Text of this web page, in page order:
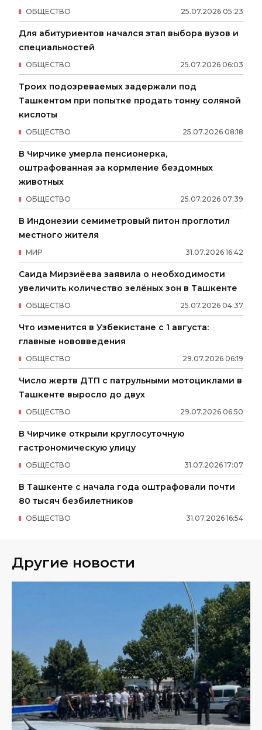
25.07.2026 05:23
ОБЩЕСТВО
Для абитуриентов начался этап выбора вузов и
специальностей
25.07.2026 06:03
ОБЩЕСТВО
Троих подозреваемых задержали под
Ташкентом при попытке продать тонну соляной
кислоты
25.07.2026 08:18
ОБЩЕСТВО
В Чирчике умерла пенсионерка,
оштрафованная за кормление бездомных
животных
25.07.2026 07:39
ОБЩЕСТВО
В Индонезии семиметровый питон проглотил
местного жителя
31.07.2026 16:42
МИР
Саида Мирзиёева заявила о необходимости
увеличить количество зелёных зон в Ташкенте
25.07.2026 04:37
ОБЩЕСТВО
Что изменится в Узбекистане с 1 августа:
главные нововведения
29.07.2026 06:19
ОБЩЕСТВО
Число жертв ДТП с патрульными мотоциклами в
Ташкенте выросло до двух
29.07.2026 06:50
ОБЩЕСТВО
В Чирчике открыли круглосуточную
гастрономическую улицу
31.07.2026 17:07
ОБЩЕСТВО
В Ташкенте с начала года оштрафовали почти
80 тысяч безбилетников
31.07.2026 16:54
ОБЩЕСТВО
Другие новости